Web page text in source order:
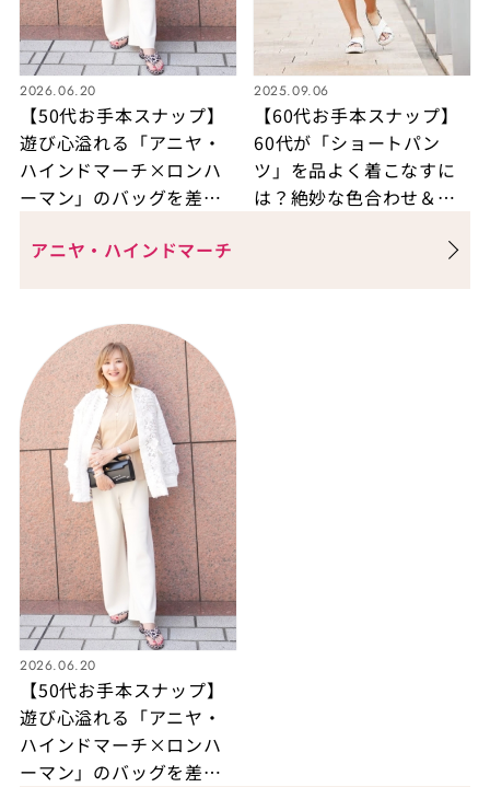
2026.06.20
【50代お手本スナップ】
遊び心溢れる「アニヤ・
ハインドマーチ×ロンハ
ーマン」のバッグを差し
2025.09.06
【60代お手本スナップ】
60代が「ショートパン
ツ」を品よく着こなすに
は？絶妙な色合わせ＆小
ックススタイルが完成！
アニヤ・ハインドマーチ
2026.06.20
【50代お手本スナップ】
遊び心溢れる「アニヤ・
ハインドマーチ×ロンハ
ーマン」のバッグを差し